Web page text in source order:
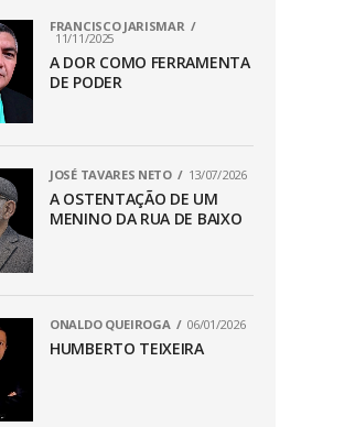
FRANCISCO JARISMAR
11/11/2025
A DOR COMO FERRAMENTA
DE PODER
JOSÉ TAVARES NETO 13/07/2026
A OSTENTAÇÃO DE UM
MENINO DA RUA DE BAIXO
ONALDO QUEIROGA 06/01/2026
HUMBERTO TEIXEIRA